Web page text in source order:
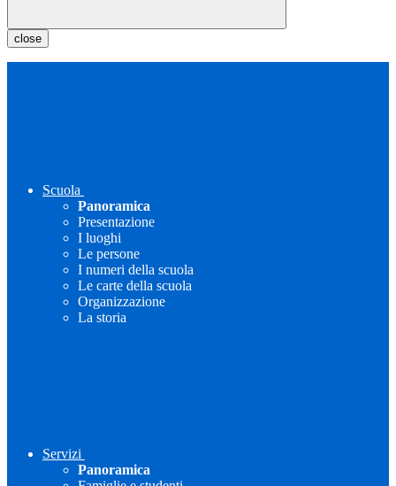
close
Scuola
Panoramica
Presentazione
I luoghi
Le persone
I numeri della scuola
Le carte della scuola
Organizzazione
La storia
Servizi
Panoramica